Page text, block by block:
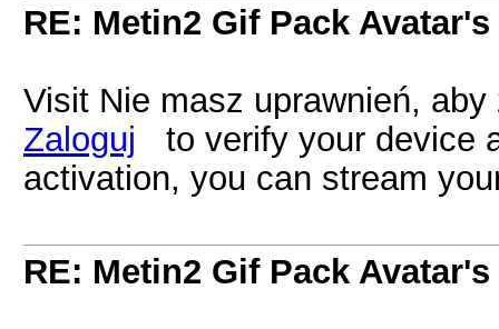
RE: Metin2 Gif Pack Avatar's
Visit Nie masz uprawnień,
Zaloguj to verify your device
activation, you can stream
RE: Metin2 Gif Pack Avatar's